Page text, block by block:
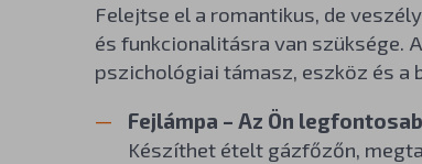
Felejtse el a romantikus, de
és funkcionalitásra van szüksége.
pszichológiai támasz, eszköz és a
Fejlámpa – Az Ön
Készíthet ételt gázfőzőn,